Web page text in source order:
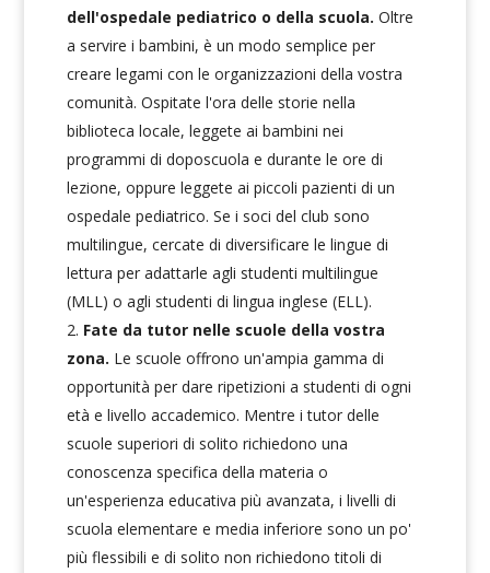
dell'ospedale pediatrico o della scuola. Oltre
a servire i bambini, è un modo semplice per
creare legami con le organizzazioni della vostra
comunità. Ospitate l'ora delle storie nella
biblioteca locale, leggete ai bambini nei
programmi di doposcuola e durante le ore di
lezione, oppure leggete ai piccoli pazienti di un
ospedale pediatrico. Se i soci del club sono
multilingue, cercate di diversificare le lingue di
lettura per adattarle agli studenti multilingue
(MLL) o agli studenti di lingua inglese (ELL).
Fate da tutor nelle scuole della vostra
zona. Le scuole offrono un'ampia gamma di
opportunità per dare ripetizioni a studenti di ogni
età e livello accademico. Mentre i tutor delle
scuole superiori di solito richiedono una
conoscenza specifica della materia o
un'esperienza educativa più avanzata, i livelli di
scuola elementare e media inferiore sono un po'
più flessibili e di solito non richiedono titoli di